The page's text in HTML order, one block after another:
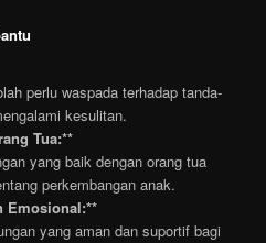
perlu waspada terhadap tanda-
kesulitan.
Tua:**
yang baik dengan orang tua
perkembangan anak.
Emosional:**
yang aman dan suportif bagi